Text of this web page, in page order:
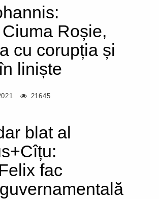
Roșie,
cu corupția și
liniște
21645
blat al
fac